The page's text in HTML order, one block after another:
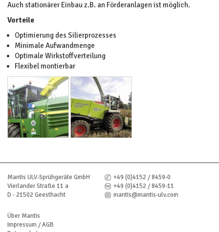
Auch stationärer Einbau z.B. an Förderanlagen ist möglich.
Vorteile
Optimierung des Silierprozesses
Minimale Aufwandmenge
Optimale Wirkstoffverteilung
Flexibel montierbar
Mantis ULV-Sprühgeräte GmbH
Vierlander Straße 11 a
D - 21502 Geesthacht
+49 (0)4152 / 8459-0
+49 (0)4152 / 8459-11
mantis@mantis-ulv.com
Über Mantis
Impressum / AGB